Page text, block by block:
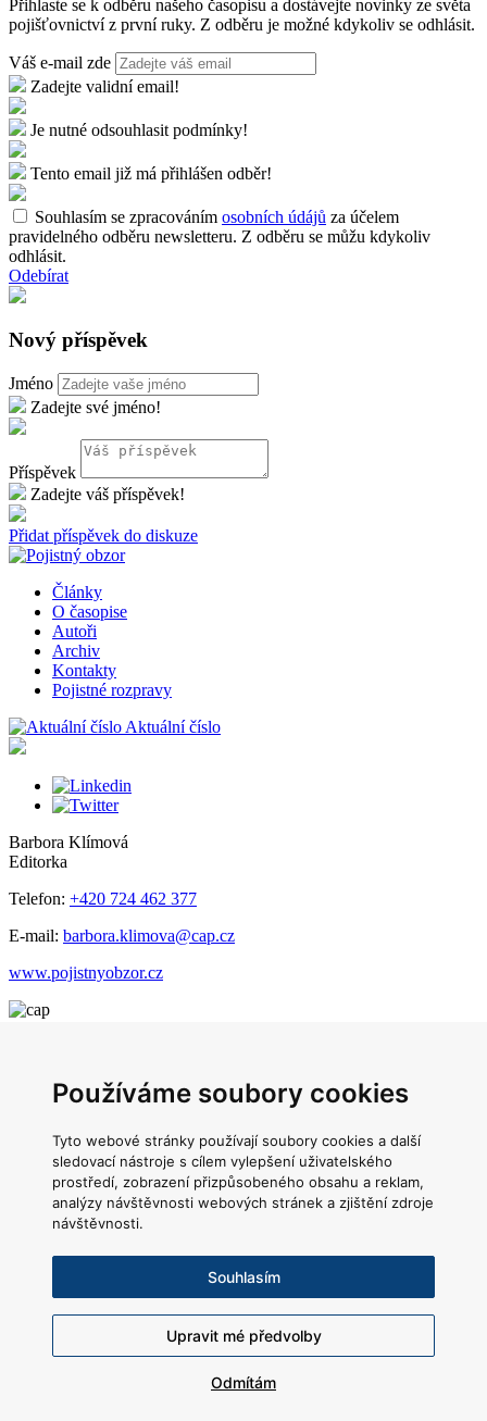
Používáme soubory cookies
Tyto webové stránky používají soubory cookies a další
sledovací nástroje s cílem vylepšení uživatelského
prostředí, zobrazení přizpůsobeného obsahu a reklam,
analýzy návštěvnosti webových stránek a zjištění zdroje
návštěvnosti.
Souhlasím
Odmítám
Upravit mé předvolby
Přihlaste se k odběru našeho časopisu a dostávejte novinky ze světa
pojišťovnictví z první ruky. Z odběru je možné kdykoliv se odhlásit.
Váš e-mail zde
Zadejte validní email!
Je nutné odsouhlasit podmínky!
Tento email již má přihlášen odběr!
Souhlasím se zpracováním osobních údájů za účelem
pravidelného odběru newsletteru. Z odběru se můžu kdykoliv
odhlásit.
Odebírat
Nový příspěvek
Jméno
Zadejte své jméno!
Příspěvek
Zadejte váš příspěvek!
Přidat příspěvek do diskuze
Články
O časopise
Autoři
Archiv
Kontakty
Pojistné rozpravy
Aktuální číslo
Barbora Klímová
Editorka
Telefon: +420 724 462 377
E-mail: barbora.klimova@cap.cz
www.pojistnyobzor.cz
Main Point Pankrác
Praha 4,140 00
Telefon:
+420 221 413 350
E-mail:info@cap.cz
© 2022 Česká asociace pojišťoven
Informační memorandum